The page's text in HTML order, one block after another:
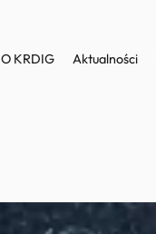
O KRDIG Aktualności